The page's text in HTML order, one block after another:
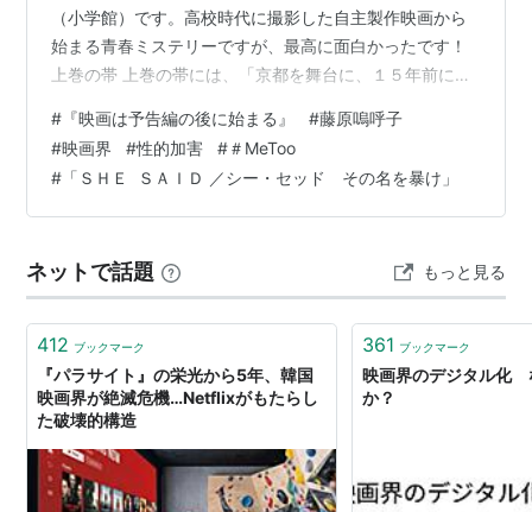
（小学館）です。高校時代に撮影した自主製作映画から
始まる青春ミステリーですが、最高に面白かったです！
上巻の帯 上巻の帯には、「京都を舞台に、１５年前に死
悲鳴は、誰が隠したのか。その声援は、何を産んだの
か。『感動』という暴力に抗う、残酷な本編が始まる”荻
上チキ氏（評論家）激賞！！」と書かれています。帯の
裏には、「青春、ノスタルジー、初恋の女子との永遠の
に・・・！！」と書かれています。 上巻の帯の裏…
# 『映画は予告編の後に始まる』 #藤原嗚呼子
#映画界 #性的加害 #＃MeToo
# 「ＳＨＥ ＳＡＩＤ ／シー・セッド その名を暴け」
ネットで話題 もっと見る
412 ブックマーク
『パラサイト』の栄光から5年、韓国
映画界が絶滅危機…Netflixがもたらし
た破壊的構造
361 ブックマーク
映画界のデジタル化
か？